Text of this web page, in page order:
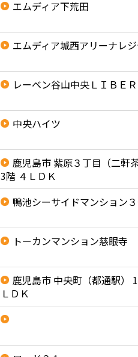
エムディア下荒田
エムディア城西アリーナレ
レーベン谷山中央ＬＩＢＥ
中央ハイツ
鹿児島市 紫原３丁目（二軒茶
3階 ４ＬＤＫ
鴨池シーサイドマンション
トーカンマンション慈眼寺
鹿児島市 中央町（都通駅）
ＬＤＫ